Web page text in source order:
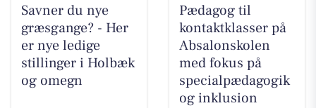
Savner du nye
græsgange? - Her
er nye ledige
stillinger i Holbæk
og omegn
Pædagog til
kontaktklasser på
Absalonskolen
med fokus på
specialpædagogik
og inklusion